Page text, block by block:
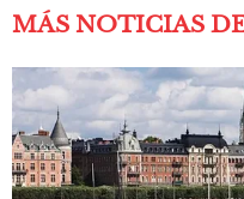
MÁS NOTICIAS